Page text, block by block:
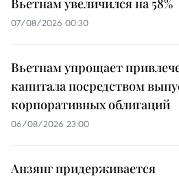
Вьетнам увеличился на 58%
07/08/2026 00:30
Вьетнам упрощает
капитала посредством
корпоративных облигаций
06/08/2026 23:00
Анзянг придерживается